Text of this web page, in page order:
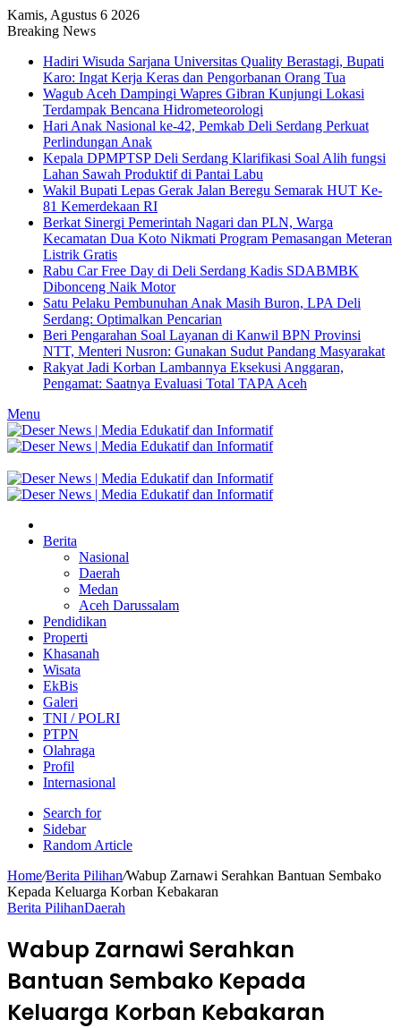
Kamis, Agustus 6 2026
Breaking News
Hadiri Wisuda Sarjana Universitas Quality Berastagi, Bupati
Karo: Ingat Kerja Keras dan Pengorbanan Orang Tua
Wagub Aceh Dampingi Wapres Gibran Kunjungi Lokasi
Terdampak Bencana Hidrometeorologi
Hari Anak Nasional ke-42, Pemkab Deli Serdang Perkuat
Perlindungan Anak
Kepala DPMPTSP Deli Serdang Klarifikasi Soal Alih fungsi
Lahan Sawah Produktif di Pantai Labu
Wakil Bupati Lepas Gerak Jalan Beregu Semarak HUT Ke-
81 Kemerdekaan RI
Berkat Sinergi Pemerintah Nagari dan PLN, Warga
Kecamatan Dua Koto Nikmati Program Pemasangan Meteran
Listrik Gratis
Rabu Car Free Day di Deli Serdang Kadis SDABMBK
Dibonceng Naik Motor
Satu Pelaku Pembunuhan Anak Masih Buron, LPA Deli
Serdang: Optimalkan Pencarian
Beri Pengarahan Soal Layanan di Kanwil BPN Provinsi
NTT, Menteri Nusron: Gunakan Sudut Pandang Masyarakat
Rakyat Jadi Korban Lambannya Eksekusi Anggaran,
Pengamat: Saatnya Evaluasi Total TAPA Aceh
Menu
Berita
Nasional
Daerah
Medan
Aceh Darussalam
Pendidikan
Properti
Khasanah
Wisata
EkBis
Galeri
TNI / POLRI
PTPN
Olahraga
Profil
Internasional
Search for
Sidebar
Random Article
Home/Berita Pilihan/Wabup Zarnawi Serahkan Bantuan Sembako
Kepada Keluarga Korban Kebakaran
Berita PilihanDaerah
Wabup Zarnawi Serahkan
Bantuan Sembako Kepada
Keluarga Korban Kebakaran